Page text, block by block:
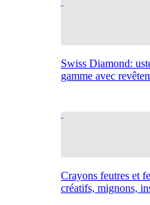
Swiss Diamond:
gamme avec
Crayons feutres et
créatifs, mignons,